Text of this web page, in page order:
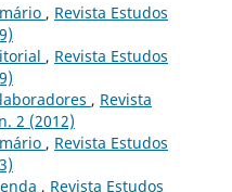
, Revista Estudos
, Revista Estudos
, Revista
2 (2012)
, Revista Estudos
, Revista Estudos